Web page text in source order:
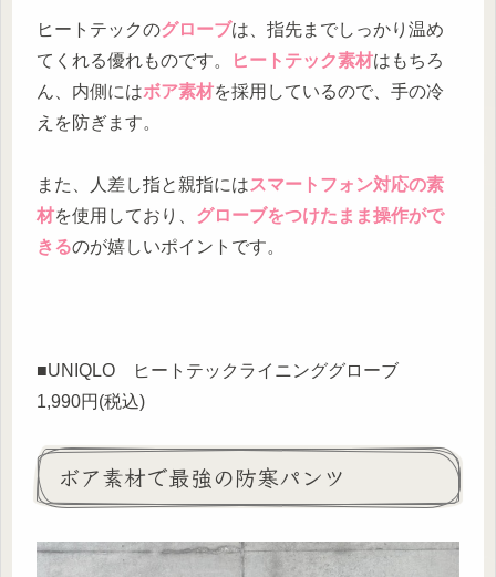
ヒートテックのグローブは、指先までしっかり温め
てくれる優れものです。
ヒートテック素材はもちろ
ん、内側にはボア素材を採用しているので、手の冷
えを防ぎます。
また、人差し指と親指にはスマートフォン対応の素
材を使用しており、 グローブをつけたまま操作がで
きるのが嬉しいポイントです。
■UNIQLO ヒートテックライニンググローブ
1,990円(税込)
ボア素材で最強の防寒パンツ